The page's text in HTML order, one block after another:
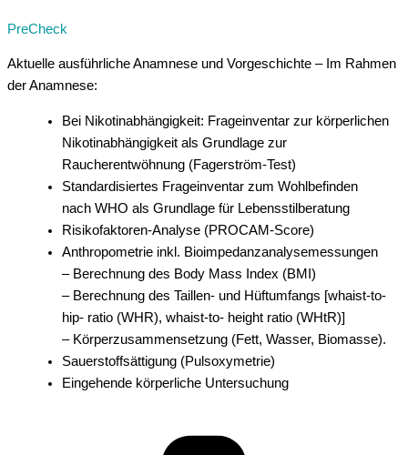
PreCheck
Aktuelle ausführliche Anamnese und Vorgeschichte – Im Rahmen
der Anamnese:
Bei Nikotinabhängigkeit: Frageinventar zur körperlichen
Nikotinabhängigkeit als Grundlage zur
Raucherentwöhnung (Fagerström-Test)
Standardisiertes Frageinventar zum Wohlbefinden
nach WHO als Grundlage für Lebensstilberatung
Risikofaktoren-Analyse (PROCAM-Score)
Anthropometrie inkl. Bioimpedanzanalysemessungen
– Berechnung des Body Mass Index (BMI)
– Berechnung des Taillen- und Hüftumfangs [whaist-to-
hip- ratio (WHR), whaist-to- height ratio (WHtR)]
– Körperzusammensetzung (Fett, Wasser, Biomasse).
Sauerstoffsättigung (Pulsoxymetrie)
Eingehende körperliche Untersuchung